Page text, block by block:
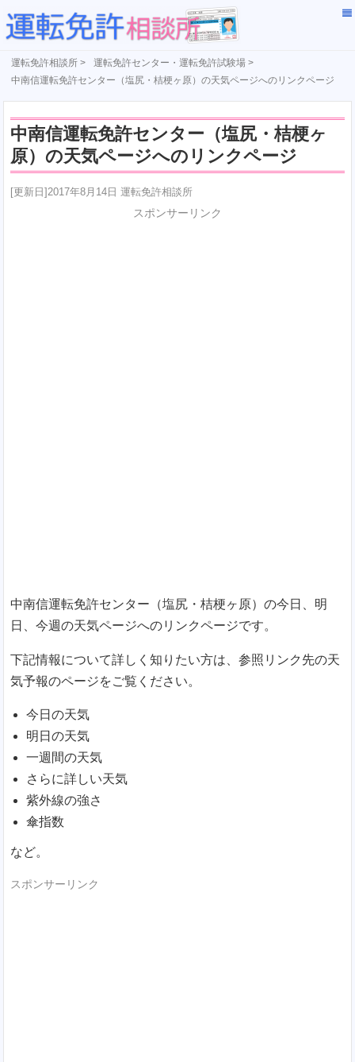
運転免許相談所 > 運転免許センター・運転免許試験場 >
中南信運転免許センター（塩尻・桔梗ヶ原）の天気ページへのリンクページ
中南信運転免許センター（塩尻・桔梗ヶ
原）の天気ページへのリンクページ
[更新日]2017年8月14日 運転免許相談所
スポンサーリンク
中南信運転免許センター（塩尻・桔梗ヶ原）の今日、明
日、今週の天気ページへのリンクページです。
下記情報について詳しく知りたい方は、参照リンク先の天
気予報のページをご覧ください。
今日の天気
明日の天気
一週間の天気
さらに詳しい天気
紫外線の強さ
傘指数
など。
スポンサーリンク